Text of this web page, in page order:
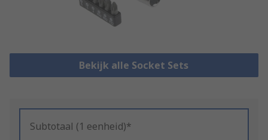
Bekijk alle Socket Sets
Subtotaal (1 eenheid)*